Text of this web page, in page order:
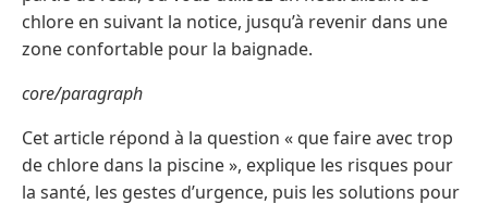
chlore en suivant la notice, jusqu’à revenir dans une
zone confortable pour la baignade.
core/paragraph
Cet article répond à la question « que faire avec trop
de chlore dans la piscine », explique les risques pour
la santé, les gestes d’urgence, puis les solutions pour